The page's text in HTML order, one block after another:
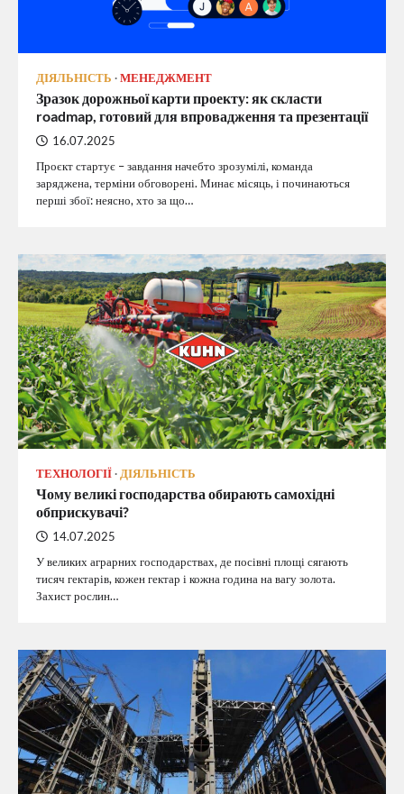
ДІЯЛЬНІСТЬ МЕНЕДЖМЕНТ
Зразок дорожньої карти проекту: як скласти
roadmap, готовий для впровадження та презентації
16.07.2025
Проєкт стартує – завдання начебто зрозумілі, команда
заряджена, терміни обговорені. Минає місяць, і починаються
перші збої: неясно, хто за що…
ТЕХНОЛОГІЇ ДІЯЛЬНІСТЬ
Чому великі господарства обирають самохідні
обприскувачі?
14.07.2025
У великих аграрних господарствах, де посівні площі сягають
тисяч гектарів, кожен гектар і кожна година на вагу золота.
Захист рослин…